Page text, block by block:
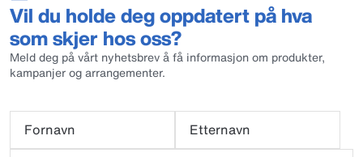
Vil du holde deg oppdatert på hva
som skjer hos oss?
Meld deg på vårt nyhetsbrev å få informasjon om produkter,
kampanjer og arrangementer.
Fornavn
Etternavn